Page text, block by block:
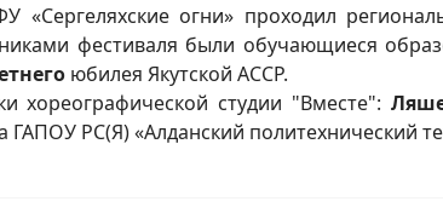
огни» проходил
фестиваля были обучающиеся
юбилея Якутской АССР.
хореографической студии "Вместе":
РС(Я) «Алданский политехнический